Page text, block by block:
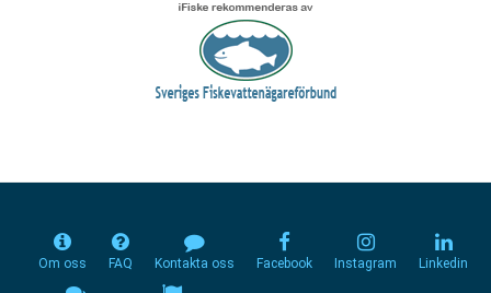
Om oss FAQ Kontakta oss Facebook Instagram Linkedin